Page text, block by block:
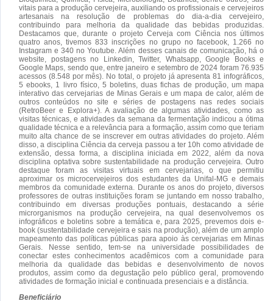
vitais para a produção cervejeira, auxiliando os profissionais e cervejeiros
artesanais na resolução de problemas do dia-a-dia cervejeiro,
contribuindo para melhoria da qualidade das bebidas produzidas.
Destacamos que, durante o projeto Cerveja com Ciência nos últimos
quatro anos, tivemos 833 inscrições no grupo no facebook, 1.266 no
Instagram e 340 no Youtube. Além desses canais de comunicação, há o
website, postagens no Linkedin, Twitter, Whatsapp, Google Books e
Google Maps, sendo que, entre janeiro e setembro de 2024 foram 76.935
acessos (8.548 por mês). No total, o projeto já apresenta 81 infográficos,
5 ebooks, 1 livro físico, 5 boletins, duas fichas de produção, um mapa
interativo das cervejarias de Minas Gerais e um mapa de calor, além de
outros conteúdos no site e séries de postagens nas redes sociais
(RetroBeer e Explora+). A avaliação de algumas atividades, como as
visitas técnicas, e atividades da semana da fermentação indicou a ótima
qualidade técnica e a relevância para a formação, assim como que teriam
muito alta chance de se inscrever em outras atividades do projeto. Além
disso, a disciplina Ciência da cerveja passou a ter 10h como atividade de
extensão, dessa forma, a disciplina iniciada em 2022, além da nova
disciplina optativa sobre sustentabilidade na produção cervejeira. Outro
destaque foram as visitas virtuais em cervejarias, o que permitiu
aproximar os microcervejeiros dos estudantes da Unifal-MG e demais
membros da comunidade externa. Durante os anos do projeto, diversos
professores de outras instituições foram se juntando em nosso trabalho,
contribuindo em diversas produções pontuais, destacando a série
microrganismos na produção cervejeira, na qual desenvolvemos os
infográficos e boletins sobre a temática e, para 2025, prevemos dois e-
book (sustentabilidade cervejeira e sais na produção), além de um amplo
mapeamento das políticas públicas para apoio às cervejarias em Minas
Gerais. Nesse sentido, tem-se na universidade possibilidades de
conectar estes conhecimentos acadêmicos com a comunidade para
melhoria da qualidade das bebidas e desenvolvimento de novos
produtos, assim como da degustação pelo público geral, promovendo
atividades de formação inicial e continuada presenciais e a distância.
Beneficiário